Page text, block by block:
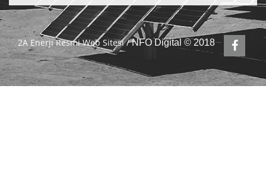
2A Enerji Resmi Web Sitesi /NFO Digital © 2018